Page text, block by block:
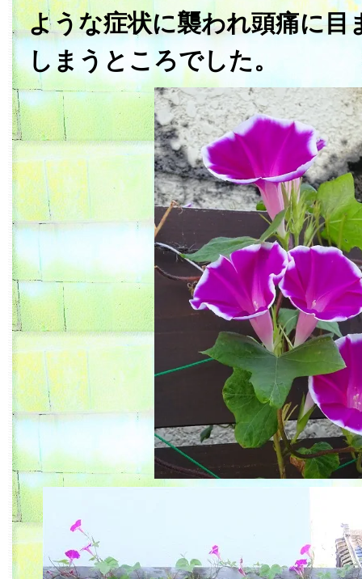
ような症状に襲われ頭痛に目
しまうところでした。